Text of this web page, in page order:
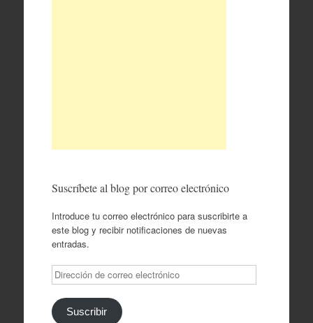
Suscríbete al blog por correo electrónico
Introduce tu correo electrónico para suscribirte a
este blog y recibir notificaciones de nuevas
entradas.
Dirección
de
correo
electrónico
Suscribir